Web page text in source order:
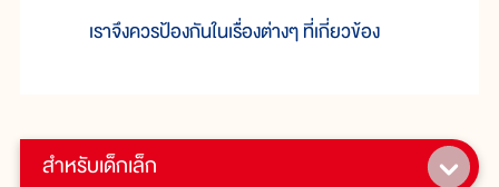
สำหรับเด็กเล็ก
เราจึงควรป้องกันในเรื่องต่างๆ ที่เกี่ยวข้อง